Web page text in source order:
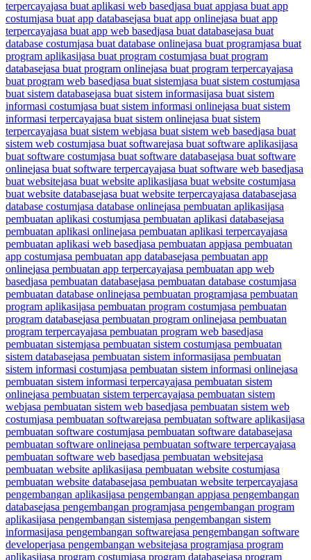
terpercayajasa buat aplikasi web basedjasa buat appjasa buat app
costumjasa buat app databasejasa buat app onlinejasa buat app
terpercayajasa buat app web basedjasa buat databasejasa buat
database costumjasa buat database onlinejasa buat programjasa buat
program aplikasijasa buat program costumjasa buat program
databasejasa buat program onlinejasa buat program terpercayajasa
buat program web basedjasa buat sistemjasa buat sistem costumjasa
buat sistem databasejasa buat sistem informasijasa buat sistem
informasi costumjasa buat sistem informasi onlinejasa buat sistem
informasi terpercayajasa buat sistem onlinejasa buat sistem
terpercayajasa buat sistem webjasa buat sistem web basedjasa buat
sistem web costumjasa buat softwarejasa buat software aplikasijasa
buat software costumjasa buat software databasejasa buat software
onlinejasa buat software terpercayajasa buat software web basedjasa
buat websitejasa buat website aplikasijasa buat website costumjasa
buat website databasejasa buat website terpercayajasa databasejasa
database costumjasa database onlinejasa pembuatan aplikasijasa
pembuatan aplikasi costumjasa pembuatan aplikasi databasejasa
pembuatan aplikasi onlinejasa pembuatan aplikasi terpercayajasa
pembuatan aplikasi web basedjasa pembuatan appjasa pembuatan
app costumjasa pembuatan app databasejasa pembuatan app
onlinejasa pembuatan app terpercayajasa pembuatan app web
basedjasa pembuatan databasejasa pembuatan database costumjasa
pembuatan database onlinejasa pembuatan programjasa pembuatan
program aplikasijasa pembuatan program costumjasa pembuatan
program databasejasa pembuatan program onlinejasa pembuatan
program terpercayajasa pembuatan program web basedjasa
pembuatan sistemjasa pembuatan sistem costumjasa pembuatan
sistem databasejasa pembuatan sistem informasijasa pembuatan
sistem informasi costumjasa pembuatan sistem informasi onlinejasa
pembuatan sistem informasi terpercayajasa pembuatan sistem
onlinejasa pembuatan sistem terpercayajasa pembuatan sistem
webjasa pembuatan sistem web basedjasa pembuatan sistem web
costumjasa pembuatan softwarejasa pembuatan software aplikasijasa
pembuatan software costumjasa pembuatan software databasejasa
pembuatan software onlinejasa pembuatan software terpercayajasa
pembuatan software web basedjasa pembuatan websitejasa
pembuatan website aplikasijasa pembuatan website costumjasa
pembuatan website databasejasa pembuatan website terpercayajasa
pengembangan aplikasijasa pengembangan appjasa pengembangan
databasejasa pengembangan programjasa pengembangan program
aplikasijasa pengembangan sistemjasa pengembangan sistem
informasijasa pengembangan softwarejasa pengembangan software
developerjasa pengembangan websitejasa programjasa program
aplikasijasa program costumjasa program databasejasa program